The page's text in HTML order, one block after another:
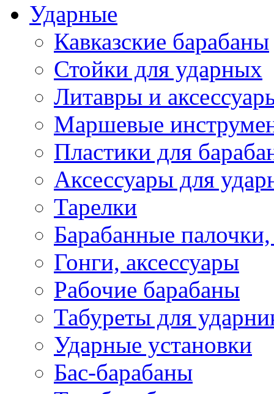
Ударные
Кавказские барабаны
Стойки для ударных
Литавры и
Маршевые
Пластики для
Аксессуары для
Тарелки
Барабанные палочки,
Гонги, аксессуары
Рабочие барабаны
Табуреты для
Ударные установки
Бас-барабаны